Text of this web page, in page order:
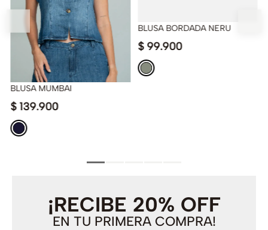
BLUSA MUMBAI
$ 139.900
BLUSA BORDADA NERU
$ 99.900
¡RECIBE 20% OFF
EN TU PRIMERA COMPRA!